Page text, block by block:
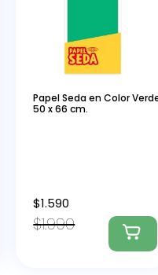
Papel Seda en Color
50 x 66 cm.
$1.990
$1.590